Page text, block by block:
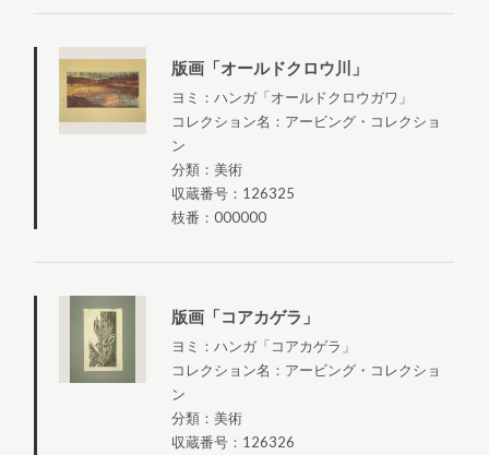
版画「オールドクロウ川」
ヨミ：ハンガ「オールドクロウガワ」
コレクション名：アービング・コレクショ
ン
分類：美術
収蔵番号：126325
枝番：000000
版画「コアカゲラ」
ヨミ：ハンガ「コアカゲラ」
コレクション名：アービング・コレクショ
ン
分類：美術
収蔵番号：126326